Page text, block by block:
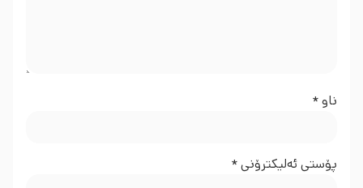
ناو*
پۆستی ئەلیکترۆنی*